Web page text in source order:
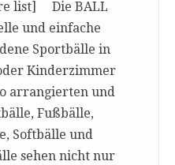
list] Die BALL
und einfache
Sportbälle in
Kinderzimmer
arrangierten und
Fußbälle,
Softbälle und
sehen nicht nur